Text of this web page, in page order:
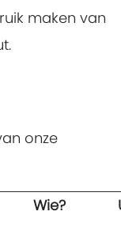
maken van
onze
Wie?